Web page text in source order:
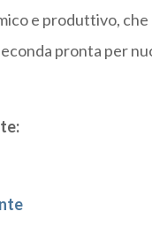
e produttivo, che
pronta per